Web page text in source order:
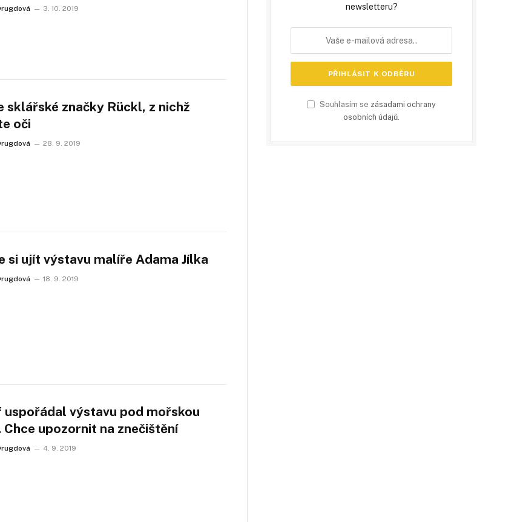
3. 10. 2019
sklářské značky Rückl, z nichž
oči
28. 9. 2019
si ujít výstavu malíře Adama Jílka
18. 9. 2019
výstavu pod mořskou
Chce upozornit na znečištění
4. 9. 2019
newsletteru?
Souhlasím se zásadami ochrany
osobních údajů